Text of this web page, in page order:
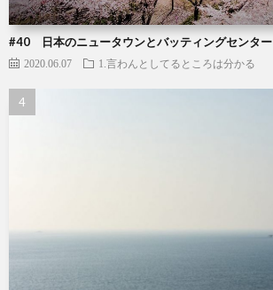
#40 日本のニュータウンとバッティングセンター
2020.06.07 1.言わんとしてるところは分かる